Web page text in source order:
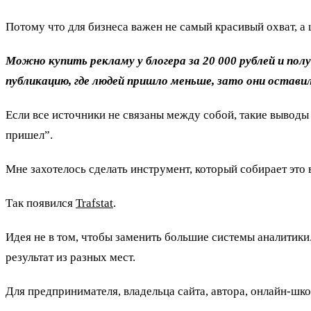
Потому что для бизнеса важен не самый красивый охват, а
Можно купить рекламу у блогера за 20 000 рублей и
публикацию, где людей пришло меньше, зато они
Если все источники не связаны между собой, такие
пришел”.
Мне захотелось сделать инструмент, который собирает это
Так появился Trafstat.
Идея не в том, чтобы заменить большие системы
результат из разных мест.
Для предпринимателя, владельца сайта, автора, онлайн-